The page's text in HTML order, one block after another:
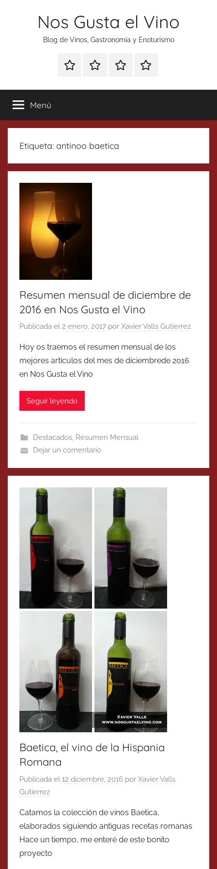
Nos Gusta el Vino
Blog de Vinos, Gastronomía y Enoturismo
Especial
Tonics
Enoturismo
Gastronomía
RankingContacto
Menú
Etiqueta: antinoo baetica
Resumen mensual de diciembre de
2016 en Nos Gusta el Vino
Publicada el 2 enero, 2017 por Xavier Valls Gutierrez
Hoy os traemos el resumen mensual de los
mejores artículos del mes de diciembrede 2016
en Nos Gusta el Vino
Seguir leyendo
Destacados, Resumen Mensual
Dejar un comentario
Baetica, el vino de la Hispania
Romana
Publicada el 12 diciembre, 2016 por Xavier Valls
Gutierrez
Catamos la colección de vinos Baetica,
elaborados siguiendo antiguas recetas romanas
Hace un tiempo, me enteré de este bonito
proyecto